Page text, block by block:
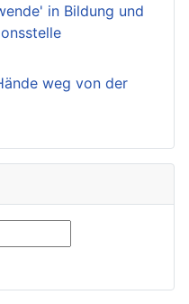
in Bildung und
weg von der